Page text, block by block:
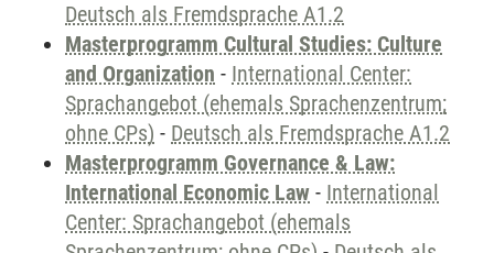
Deutsch als Fremdsprache A1.2
Masterprogramm Cultural Studies: Culture
and Organization - International Center:
Sprachangebot (ehemals Sprachenzentrum;
ohne CPs) - Deutsch als Fremdsprache A1.2
Masterprogramm Governance & Law:
International Economic Law - International
Center: Sprachangebot (ehemals